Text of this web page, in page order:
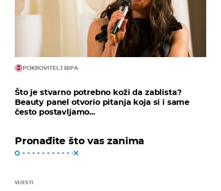
POKROVITELJ BIPA
Što je stvarno potrebno koži da zablista?
Beauty panel otvorio pitanja koja si i same
često postavljamo...
Pronađite što vas zanima
VIJESTI